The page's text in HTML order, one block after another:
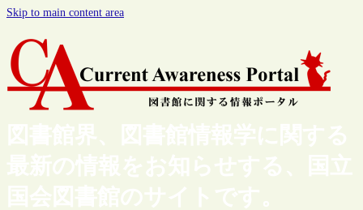
Skip to main content area
図書館界、図書館情報学に関する
最新の情報をお知らせする、国立
国会図書館のサイトです。